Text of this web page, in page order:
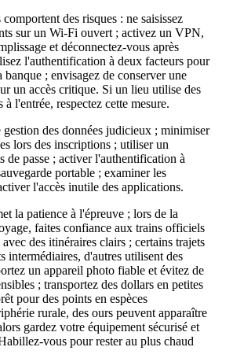
des risques : ne saisissez
sur un Wi-Fi ouvert ; activez un VPN,
et déconnectez-vous après
l'authentification à deux facteurs pour
banque ; envisagez de conserver une
un accès critique. Si un lieu utilise des
à l'entrée, respectez cette mesure.
des données judicieux ; minimiser
lors des inscriptions ; utiliser un
de passe ; activer l'authentification à
portable ; examiner les
l'accès inutile des applications.
la patience à l'épreuve ; lors de la
faites confiance aux trains officiels
des itinéraires clairs ; certains trajets
intermédiaires, d'autres utilisent des
un appareil photo fiable et évitez de
; transportez des dollars en petites
pour des points en espèces
rurale, des ours peuvent apparaître
gardez votre équipement sécurisé et
vous pour rester au plus chaud